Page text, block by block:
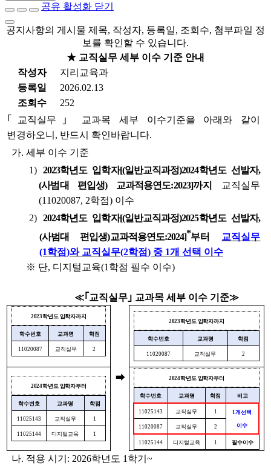
공유 활성화 닫기
공지사항의 게시물 제목, 작성자, 등록일, 조회수, 첨부파일 정
보를 확인할 수 있습니다.
★ 교직실무 세부 이수 기준 안내
작성자
지리교육과
등록일
2026.02.13
조회수
252
｢
교직실무 ｣
교과목 세부 이수기준을 아래와 같이
변경하오니 , 반드시 확인바랍니다.
가. 세부 이수 기준
1) 2023학년도 입학자[(일반교직과정)2024학년도 선발자,
(사범대 편입생) 교과적용연도:2023]까지
교직실무
(11020087, 2학점) 이수
2) 2024학년도 입학자[(일반교직과정)2025학년도 선발자,
(사범대 편입생)교과적용연도:2024]*부터
교직실무
(1학점)와 교직실무(2학점) 중 1개 선택 이수
※ 단, 디지털교육(1 학점 필수 이수)
≪｢ 교직실무 ｣ 교과목 세부 이수 기준≫
2023학년도 입학자까지
학수번호 교과명 학점
11020087 교직실무 2
➡
2023학년도 입학자까지
학수번호 교과명 학점
11020087 교직실무 2
2024학년도 입학자부터
학수번호 교과명 학점
11025143 교직실무 1
11025144 디지털교육 1
2024학년도 입학자부터
학수번호 교과명 학점 비고
11025143 교직실무 1 1개선택
이수
11020087 교직실무 2
11025144 디지털교육 1 필수이수
나. 적용 시기 : 2026학년도 1 학기 ~